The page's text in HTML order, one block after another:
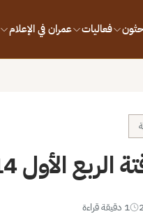
فعاليات عمران في الإعلام
الأول 2014
1 دقيقة قراءة